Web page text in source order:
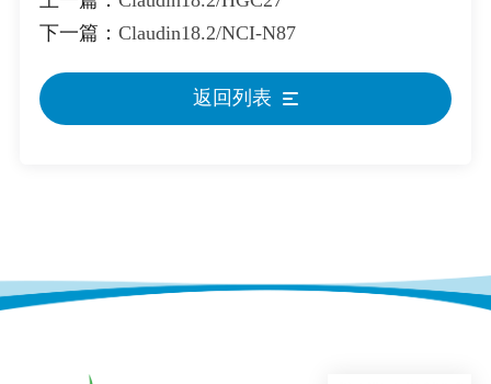
下一篇： Claudin18.2/NCI-N87
返回列表